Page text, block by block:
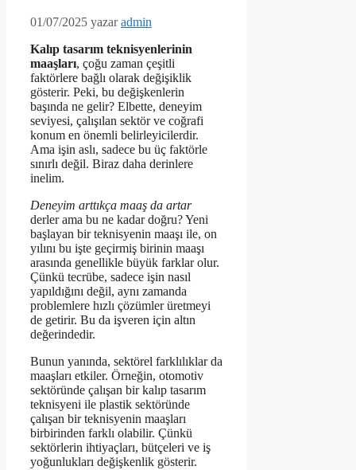
01/07/2025 yazaradmin
Kalıp tasarım teknisyenlerinin
maaşları, çoğu zaman çeşitli
faktörlere bağlı olarak değişiklik
gösterir. Peki, bu değişkenlerin
başında ne gelir? Elbette, deneyim
seviyesi, çalışılan sektör ve coğrafi
konum en önemli belirleyicilerdir.
Ama işin aslı, sadece bu üç faktörle
sınırlı değil. Biraz daha derinlere
inelim.
Deneyim arttıkça maaş da artar
derler ama bu ne kadar doğru? Yeni
başlayan bir teknisyenin maaşı ile, on
yılını bu işte geçirmiş birinin maaşı
arasında genellikle büyük farklar olur.
Çünkü tecrübe, sadece işin nasıl
yapıldığını değil, aynı zamanda
problemlere hızlı çözümler üretmeyi
de getirir. Bu da işveren için altın
değerindedir.
Bunun yanında, sektörel farklılıklar da
maaşları etkiler. Örneğin, otomotiv
sektöründe çalışan bir kalıp tasarım
teknisyeni ile plastik sektöründe
çalışan bir teknisyenin maaşları
birbirinden farklı olabilir. Çünkü
sektörlerin ihtiyaçları, bütçeleri ve iş
yoğunlukları değişkenlik gösterir.